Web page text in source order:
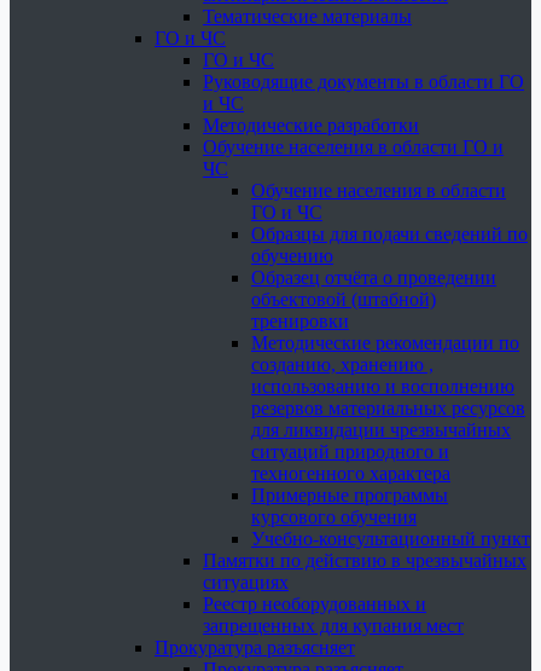
Тематические материалы
ГО и ЧС
ГО и ЧС
Руководящие документы в области ГО
и ЧС
Методические разработки
Обучение населения в области ГО и
ЧС
Обучение населения в области
ГО и ЧС
Образцы для подачи сведений по
обучению
Образец отчёта о проведении
объектовой (штабной)
тренировки
Методические рекомендации по
созданию, хранению ,
использованию и восполнению
резервов материальных ресурсов
для ликвидации чрезвычайных
ситуаций природного и
техногенного характера
Примерные программы
курсового обучения
Учебно-консультационный пункт
Памятки по действию в чрезвычайных
ситуациях
Реестр необорудованных и
запрещенных для купания мест
Прокуратура разъясняет